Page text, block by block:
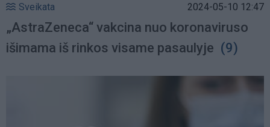
Sveikata 2024-05-10 12:47
„AstraZeneca“ vakcina nuo koronaviruso
išimama iš rinkos visame pasaulyje (9)